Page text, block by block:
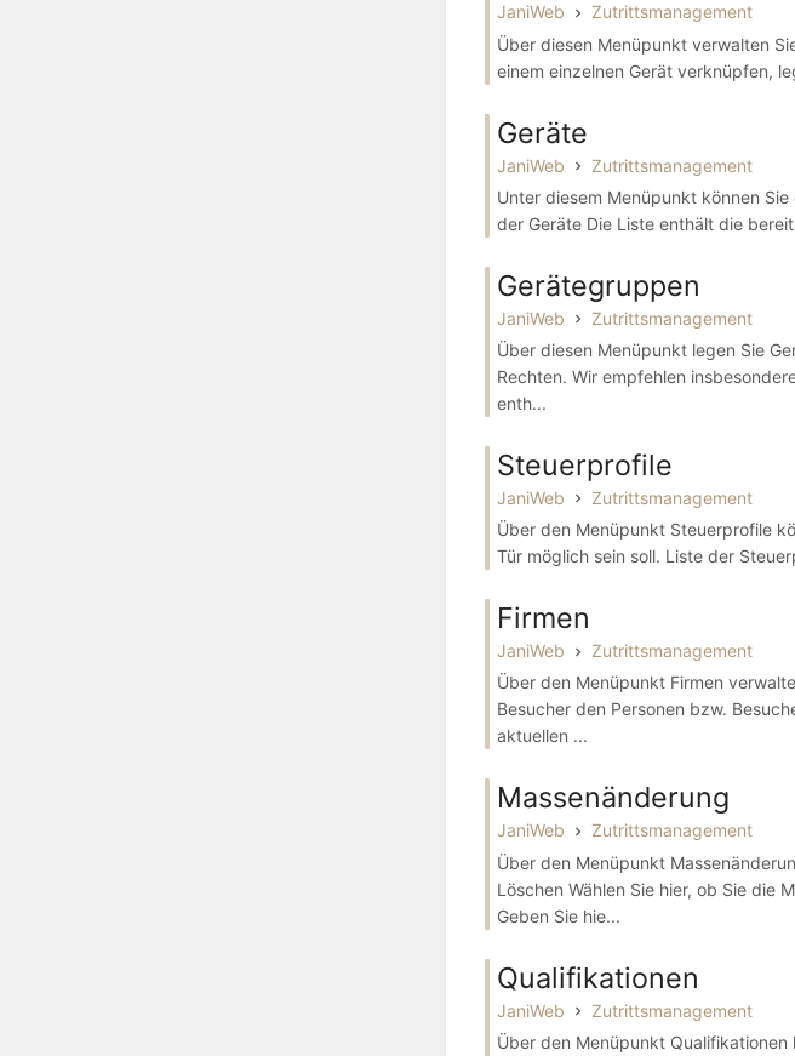
JaniWeb
Zutrittsmanagement
Über diesen Menüpunkt verwalten
einem einzelnen Gerät verknüpfen,
Geräte
JaniWeb
Zutrittsmanagement
Unter diesem Menüpunkt können
der Geräte Die Liste enthält die
Gerätegruppen
JaniWeb
Zutrittsmanagement
Über diesen Menüpunkt legen Sie
Rechten. Wir empfehlen
enth...
Steuerprofile
JaniWeb
Zutrittsmanagement
Über den Menüpunkt Steuerprofile
Tür möglich sein soll. Liste der
Firmen
JaniWeb
Zutrittsmanagement
Über den Menüpunkt Firmen
Besucher den Personen bzw.
aktuellen ...
Massenänderung
JaniWeb
Zutrittsmanagement
Über den Menüpunkt
Löschen Wählen Sie hier, ob Sie die
Geben Sie hie...
Qualifikationen
JaniWeb
Zutrittsmanagement
Über den Menüpunkt